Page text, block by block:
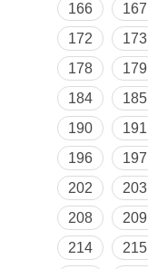
166
167
172
173
178
179
184
185
190
191
196
197
202
203
208
209
214
215